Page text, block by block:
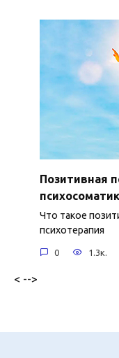
Позитивная
Что такое
психотерапия
0 1.3к.
< -->